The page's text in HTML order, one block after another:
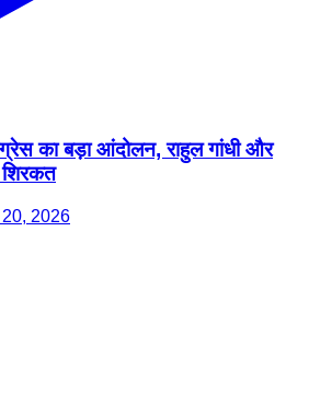
का बड़ा आंदोलन, राहुल गांधी और
2026